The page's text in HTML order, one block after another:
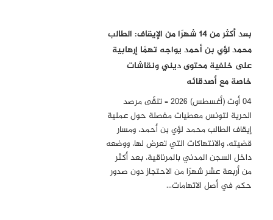
بعد أكثر من 14 شهرًا من الإيقاف: الطالب
محمد لؤي بن أحمد يواجه تهمًا إرهابية
على خلفية محتوى ديني ونقاشات
خاصة مع أصدقائه
04 أوت (أغسطس) 2026 – تلقّى مرصد
الحرية لتونس معطيات مفصلة حول عملية
إيقاف الطالب محمد لؤي بن أحمد، ومسار
قضيته، والانتهاكات التي تعرض لها، ووضعه
داخل السجن المدني بالمرناقية، بعد أكثر
من أربعة عشر شهرًا من الاحتجاز دون صدور
حكم في أصل الاتهامات…